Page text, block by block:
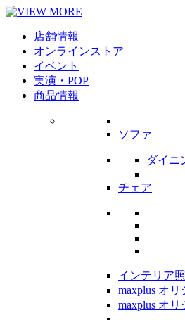
店舗情報
オンラインストア
イベント
実演・POP
商品情報
ソファ
ダイニ
チェア
インテリア
maxplus オリ
maxplus オリ